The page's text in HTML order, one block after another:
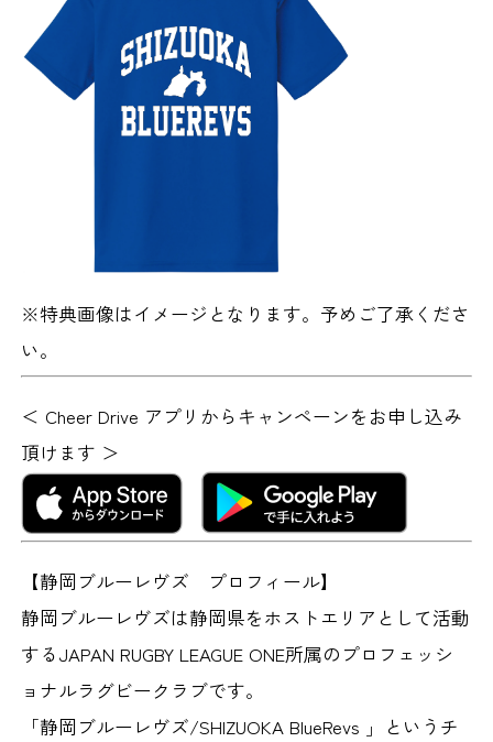
※特典画像はイメージとなります。予めご了承くださ
い。
＜ Cheer Drive アプリからキャンペーンをお申し込み
頂けます ＞
【静岡ブルーレヴズ プロフィール】
静岡ブルーレヴズは静岡県をホストエリアとして活動
するJAPAN RUGBY LEAGUE ONE所属のプロフェッシ
ョナルラグビークラブです。
「静岡ブルーレヴズ/SHIZUOKA BlueRevs 」というチ